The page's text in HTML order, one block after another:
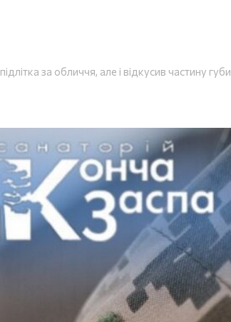
за обличчя, але і відкусив частину губи